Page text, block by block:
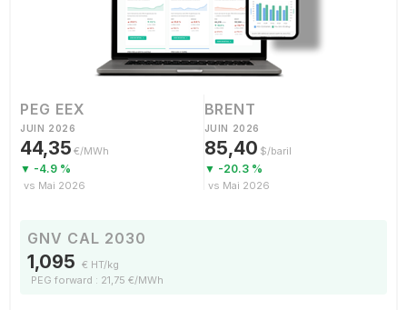
PEG EEX
JUIN 2026
44,35 €/MWh
▼ -4.9 %
vs Mai 2026
BRENT
JUIN 2026
85,40 $/baril
▼ -20.3 %
vs Mai 2026
GNV CAL 2030
1,095 € HT/kg
PEG forward : 21,75 €/MWh